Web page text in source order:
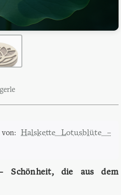
von: Halskette Lotusblüte –
Schönheit, die aus dem